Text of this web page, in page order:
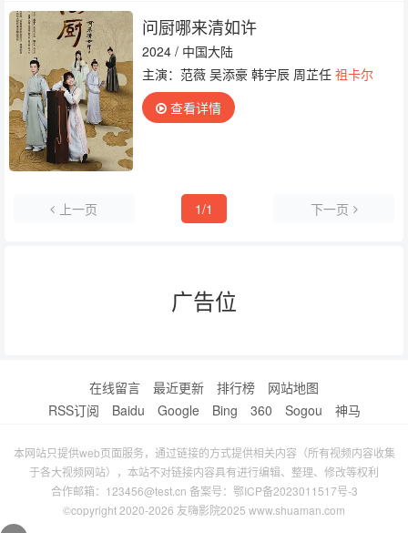
问厨哪来清如许
2024 / 中国大陆
主演：范薇 吴添豪 韩宇辰 周芷任 祖卡尔
查看详情
上一页 1/1 下一页
广告位
在线留言 最近更新 排行榜
网站地图
RSS订阅
Baidu Google Bing 360 Sogou 神马
本网站只提供web页面服务，通过链接的方式提供相关内容（所有视频内容收集
于各大视频网站），本站不对链接内容具有进行编辑、整理、修改等权利
合作邮箱：123456@test.cn 备案号： 鄂ICP备2023011517号-3
©copyright 2020-2026 友嗨影院2025 www.shuaman.com